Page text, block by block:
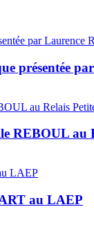
présentée
REBOUL au
au LAEP